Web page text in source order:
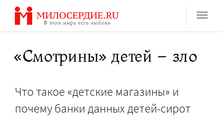
Перейти
содержанию
«Смотрины» детей – зло
Что такое «детские магазины» и
почему банки данных детей-сирот